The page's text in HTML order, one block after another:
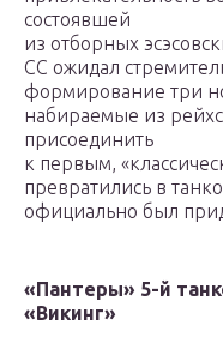
состоявшей
из отборных
СС ожидал
формирование три
набираемые из
присоединить
к первым,
превратились в
официально был
«Пантеры» 5-й
«Викинг»